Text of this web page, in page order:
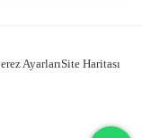
AyarlarıSite Haritası